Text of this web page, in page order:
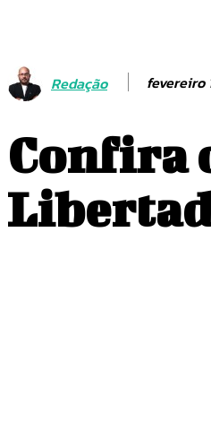
Redação fevereiro
Confira